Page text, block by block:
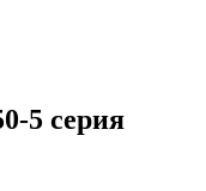
5 серия